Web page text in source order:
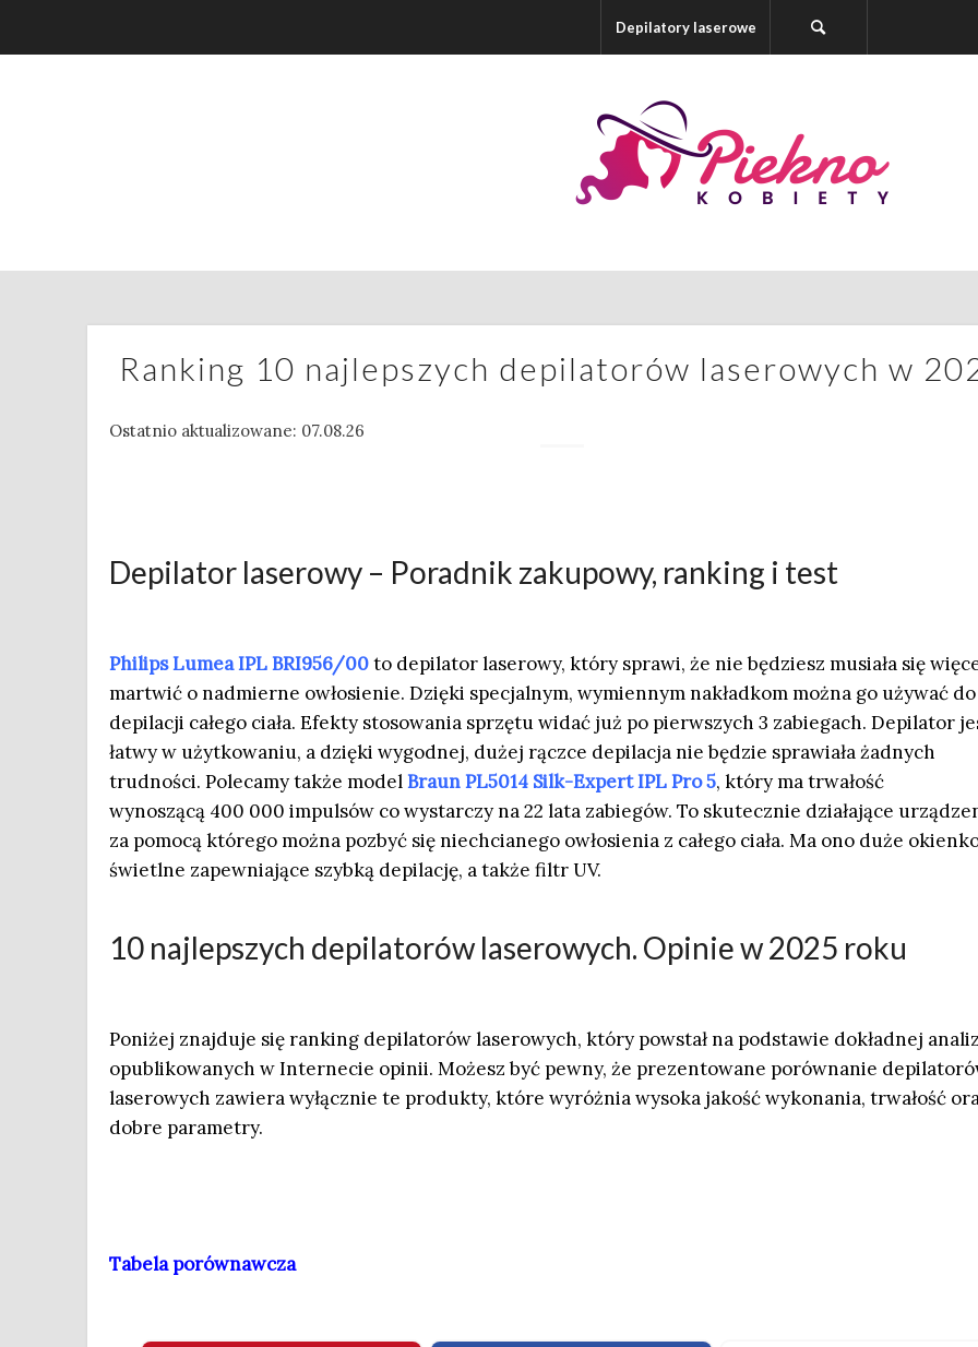
Depilatory laserowe
Ranking 10 najlepszych depilatorów laserowych w
Ostatnio aktualizowane: 07.08.26
Depilator laserowy – Poradnik zakupowy, ranking i test
Philips Lumea IPL BRI956/00to depilator laserowy, który sprawi, że nie będziesz musiała się
martwić o nadmierne owłosienie. Dzięki specjalnym, wymiennym nakładkom można go używać do
depilacji całego ciała. Efekty stosowania sprzętu widać już po pierwszych 3 zabiegach. Depilator
łatwy w użytkowaniu, a dzięki wygodnej, dużej rączce depilacja nie będzie sprawiała żadnych
trudności. Polecamy także modelBraun PL5014 Silk-Expert IPL Pro 5, który ma trwałość
wynoszącą 400 000 impulsów co wystarczy na 22 lata zabiegów. To skutecznie działające
za pomocą którego można pozbyć się niechcianego owłosienia z całego ciała. Ma ono duże
świetlne zapewniające szybką depilację, a także filtr UV.
10 najlepszych depilatorów laserowych. Opinie w 2025 roku
Poniżej znajduje się ranking depilatorów laserowych, który powstał na podstawie dokładnej
opublikowanych w Internecie opinii. Możesz być pewny, że prezentowane porównanie
laserowych zawiera wyłącznie te produkty, które wyróżnia wysoka jakość wykonania, trwałość
dobre parametry.
Tabela porównawcza